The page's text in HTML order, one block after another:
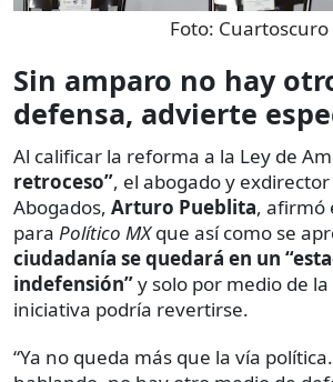
Foto: Cuartoscuro
Sin amparo no hay
defensa, advierte
Al calificar la reforma a la Ley de
retroceso”, el abogado y
Abogados, Arturo Pueblita, afirmó
para Político MXque así como se
ciudadanía se quedará en un
indefensión”y solo por medio de
iniciativa podría revertirse.
“Ya no queda más que la vía